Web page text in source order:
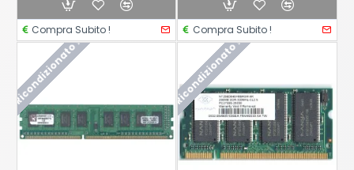
Compra Subito ! Compra Subito !
Ricondizionato ! Ricondizionato !